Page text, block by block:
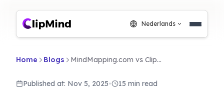
Nederlands
Home Blogs MindMapping.com vs ClipMind: Jouw Mind Mapping Oplossing Kiezen
Published at: Nov 5, 2025• 15 min read